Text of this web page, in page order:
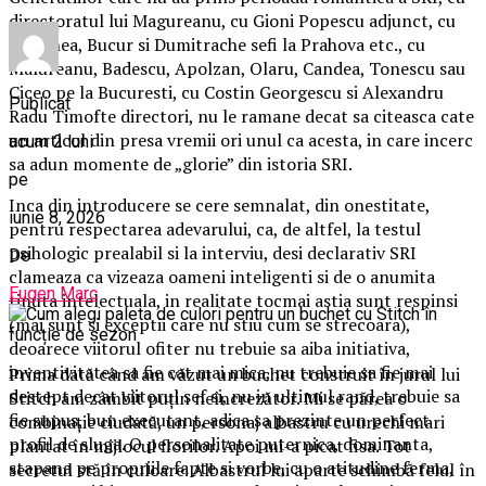
directoratul lui Magureanu, cu Gioni Popescu adjunct, cu
Paltanea, Bucur si Dumitrache sefi la Prahova etc., cu
Malureanu, Badescu, Apolzan, Olaru, Candea, Tonescu sau
Ciceo pe la Bucuresti, cu Costin Georgescu si Alexandru
Radu Timofte directori, nu le ramane decat sa citeasca cate
un articol din presa vremii ori unul ca acesta, in care incerc
sa adun momente de „glorie” din istoria SRI.
Inca din introducere se cere semnalat, din onestitate,
pentru respectarea adevarului, ca, de altfel, la testul
psihologic prealabil si la interviu, desi declarativ SRI
clameaza ca vizeaza oameni inteligenti si de o anumita
tinuta intelectuala, in realitate tocmai astia sunt respinsi
(mai sunt si exceptii care nu stiu cum se strecoara),
deoarece viitorul ofiter nu trebuie sa aiba initiativa,
inventivitatea sa fie cat mai mica, nu trebuie sa fie mai
destept decat viitorul sef si, nu in ultimul rand, trebuie sa
fie supus, bun executant, adica sa prezinte un perfect
profil de sluga. O personalitate puternica, dominanta,
stapana pe propriile fapte si vorbe, cu o atitudine ferma,
Publicat
acum 2 luni
pe
iunie 8, 2026
De
Eugen Marc
Prima dată când am văzut un buchet construit în jurul lui
Stitch am zâmbit puțin neîncrezător. Mi se părea o
combinație ciudată, un personaj albastru cu urechi mari
plantat în mijlocul florilor. Apoi mi-a picat fisa. Tot
secretul stă în culoare. Albastrul lui aparte schimbă felul în